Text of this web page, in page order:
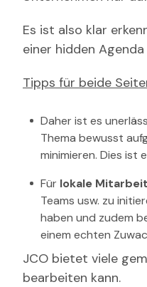
Es ist also klar
einer hidden
Tipps für beide
Daher ist es
Thema bewusst
minimieren. Dies ist
Für lokale
Teams usw. zu
haben und zudem
einem echten
JCO bietet viele
bearbeiten kann.